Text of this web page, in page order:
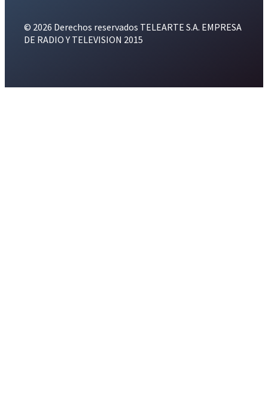
© 2026 Derechos reservados TELEARTE S.A. EMPRESA
DE RADIO Y TELEVISION 2015